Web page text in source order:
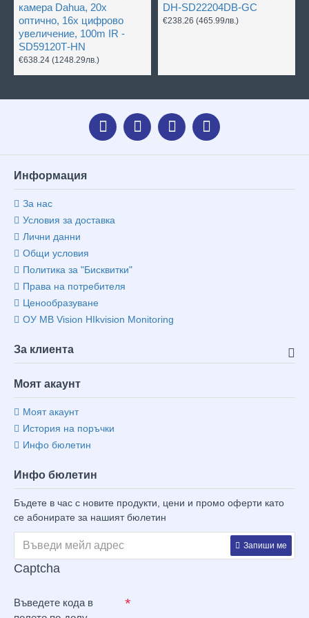
камера Dahua, 20х
оптично, 16x цифрово
увеличение, 100m IR -
SD59120Т-HN
€638.24 (1248.29лв.)
DH-SD22204DB-GC
€238.26 (465.99лв.)
Информация
За нас
Условия за доставка
Лични данни
Общи условия
Политика за "Бисквитки"
Права на потребителя
Ценообразуване
ОУ MB Vision HIkvision Monitoring
За клиента
Моят акаунт
Моят акаунт
История на поръчки
Инфо бюлетин
Инфо бюлетин
Бъдете в час с новите продукти, цени и промо оферти като
се абонирате за нашият бюлетин
Запиши ме
Captcha
Въведете кода в